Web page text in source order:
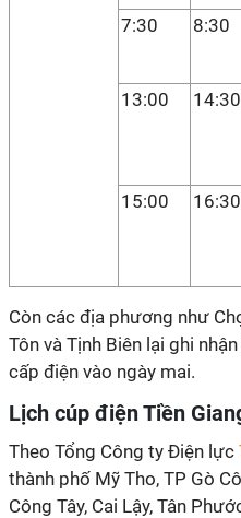
7:30 8:30
13:00 14:30
15:00 16:30
Còn các địa phương như
Tôn và Tịnh Biên lại ghi
cấp điện vào ngày mai.
Lịch cúp điện Tiền
Theo Tổng Công ty Điện lực
thành phố Mỹ Tho, TP Gò
Công Tây, Cai Lậy, Tân